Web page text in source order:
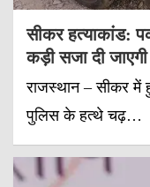
सीकर हत्याकांड:
कड़ी सजा दी जाएगी
राजस्थान – सीकर में
पुलिस के हत्थे चढ़…